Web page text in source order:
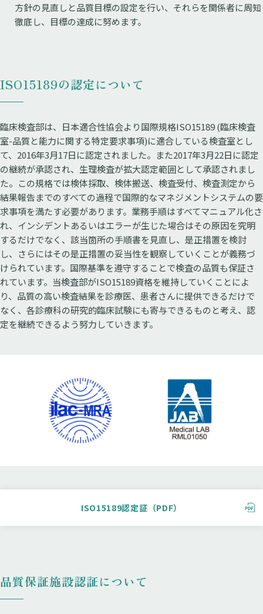
方針の見直しと品質目標の設定を行い、それらを関係者に周知
徹底し、目標の達成に努めます。
ISO15189の認定について
臨床検査部は、日本適合性協会より国際規格ISO15189 (臨床検査
室-品質と能力に関する特定要求事項)に適合している検査室とし
て、2016年3月17日に認定されました。また2017年3月22日に認定
の継続が承認され、生理検査が拡大認定範囲として承認されまし
た。この規格では検体採取、検体搬送、検査受付、検査測定から
結果報告までのすべての過程で国際的なマネジメントシステムの要
求事項を満たす必要があります。業務手順はすべてマニュアル化さ
れ、インシデントあるいはエラーが生じた場合はその原因を究明
するだけでなく、該当箇所の手順書を見直し、是正措置を検討
し、さらにはその是正措置の妥当性を観察していくことが義務づ
けられています。国際基準を遵守することで検査の品質も保証さ
れています。当検査部がISO15189資格を維持していくことによ
り、品質の高い検査結果を診療医、患者さんに提供できるだけで
なく、各診療科の研究的臨床試験にも寄与できるものと考え、認
定を継続できるよう努力していきます。
ISO15189認定証（PDF）
品質保証施設認証について